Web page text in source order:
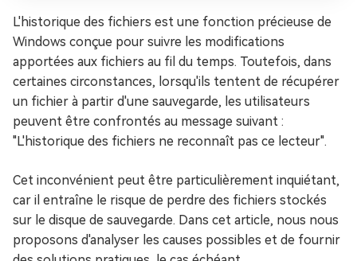
L'historique des fichiers est une fonction précieuse de
Windows conçue pour suivre les modifications
apportées aux fichiers au fil du temps. Toutefois, dans
certaines circonstances, lorsqu'ils tentent de récupérer
un fichier à partir d'une sauvegarde, les utilisateurs
peuvent être confrontés au message suivant :
"L'historique des fichiers ne reconnaît pas ce lecteur".
Cet inconvénient peut être particulièrement inquiétant,
car il entraîne le risque de perdre des fichiers stockés
sur le disque de sauvegarde. Dans cet article, nous nous
proposons d'analyser les causes possibles et de fournir